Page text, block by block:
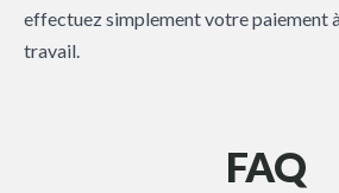
effectuez simplement votre paiement
travail.
FAQ